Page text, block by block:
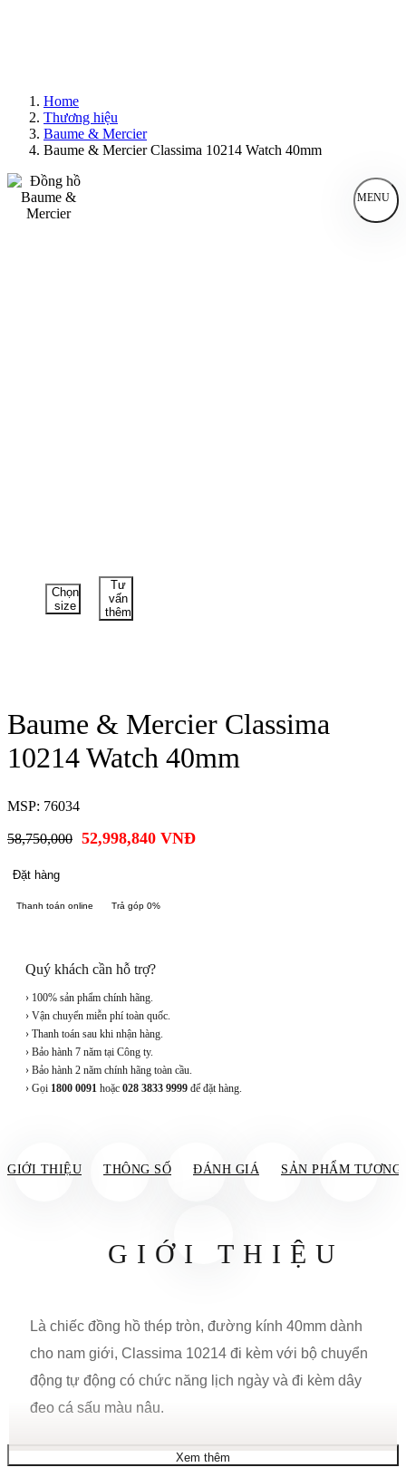
Home
Thương hiệu
Baume & Mercier
Baume & Mercier Classima 10214 Watch 40mm
MENU
Chọn
size
Tư
vấn
thêm
Baume & Mercier Classima
10214 Watch 40mm
MSP: 76034
58,750,000 52,998,840 VNĐ
Đặt hàng
Thanh toán online Trả góp 0%
Quý khách cần hỗ trợ?
› 100% sản phẩm chính hãng.
› Vận chuyển miễn phí toàn quốc.
› Thanh toán sau khi nhận hàng.
› Bảo hành 7 năm tại Công ty.
› Bảo hành 2 năm chính hãng toàn cầu.
› Gọi 1800 0091 hoặc 028 3833 9999 để đặt hàng.
GIỚI THIỆU THÔNG SỐ ĐÁNH GIÁ SẢN PHẨM TƯƠNG
GIỚI THIỆU
Là chiếc đồng hồ thép tròn, đường kính 40mm dành
cho nam giới, Classima 10214 đi kèm với bộ chuyển
động tự động có chức năng lịch ngày và đi kèm dây
đeo cá sấu màu nâu.
Xem thêm